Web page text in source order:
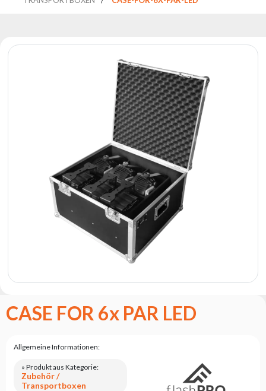
Reflektoren
Controller
Kontakt
Serviceanfrage
Rücksendung
des
CASE FOR 6x PAR LED
Allgemeine Informationen:
» Produkt aus Kategorie:
Zubehör /
Transportboxen